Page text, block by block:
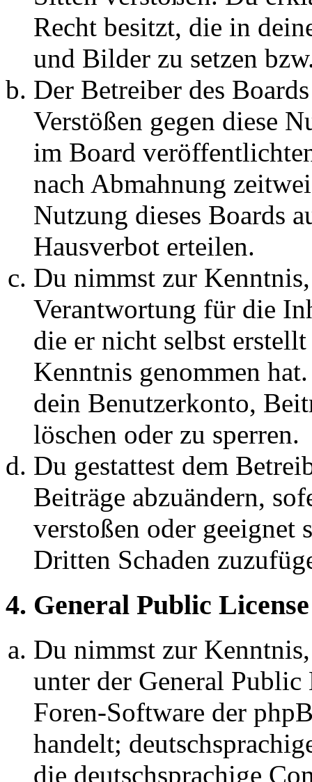
Recht besitzt, die in
und Bilder zu setzen
Der Betreiber des
Verstößen gegen diese
im Board
nach Abmahnung
Nutzung dieses Boards
Hausverbot erteilen.
Du nimmst zur
Verantwortung für die
die er nicht selbst
Kenntnis genommen
dein Benutzerkonto,
löschen oder zu sperren.
Du gestattest dem
Beiträge abzuändern,
verstoßen oder geeignet
Dritten Schaden
4. General Public License
Du nimmst zur
unter der General
Foren-Software der
handelt;
die deutschsprachige